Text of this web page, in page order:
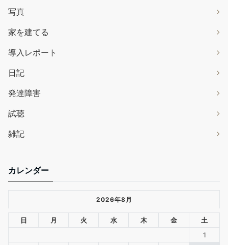
写真
家を建てる
導入レポート
日記
発達障害
試聴
雑記
カレンダー
2026年8月
日 月 火 水 木 金
土
1